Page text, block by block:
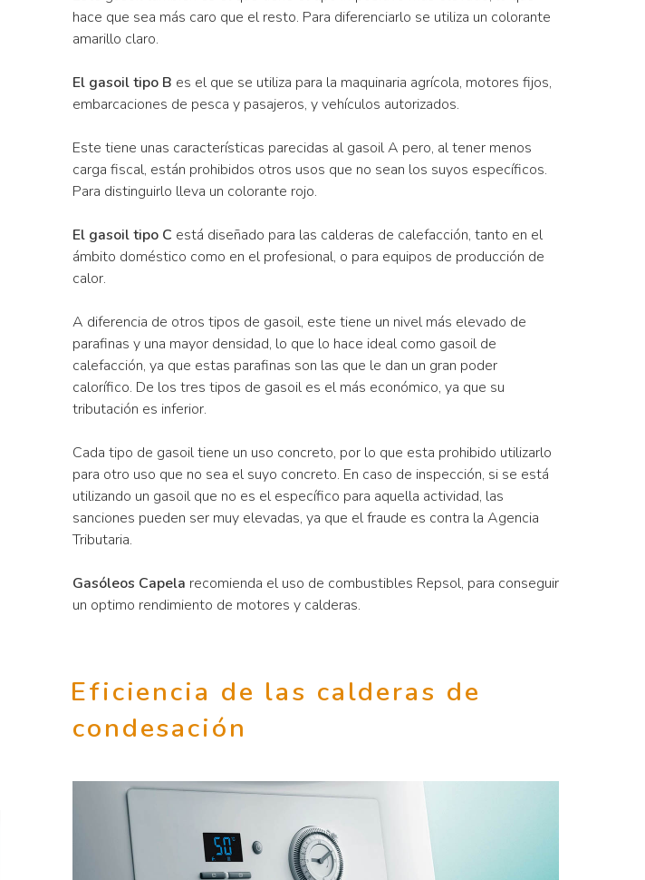
hace que sea más caro que el resto. Para diferenciarlo se utiliza un colorante
amarillo claro.
El gasoil tipo B es el que se utiliza para la maquinaria agrícola, motores fijos,
embarcaciones de pesca y pasajeros, y vehículos autorizados.
Este tiene unas características parecidas al gasoil A pero, al tener menos
carga fiscal, están prohibidos otros usos que no sean los suyos específicos.
Para distinguirlo lleva un colorante rojo.
El gasoil tipo C está diseñado para las calderas de calefacción, tanto en el
ámbito doméstico como en el profesional, o para equipos de producción de
calor.
A diferencia de otros tipos de gasoil, este tiene un nivel más elevado de
parafinas y una mayor densidad, lo que lo hace ideal como gasoil de
calefacción, ya que estas parafinas son las que le dan un gran poder
calorífico. De los tres tipos de gasoil es el más económico, ya que su
tributación es inferior.
Cada tipo de gasoil tiene un uso concreto, por lo que esta prohibido utilizarlo
para otro uso que no sea el suyo concreto. En caso de inspección, si se está
utilizando un gasoil que no es el específico para aquella actividad, las
sanciones pueden ser muy elevadas, ya que el fraude es contra la Agencia
Tributaria.
Gasóleos Capela recomienda el uso de combustibles Repsol, para conseguir
un optimo rendimiento de motores y calderas.
Eficiencia de las calderas de
condesación